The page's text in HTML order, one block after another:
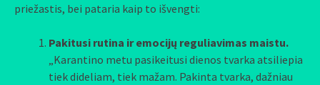
priežastis, bei pataria kaip to išvengti:
Pakitusi rutina ir emocijų reguliavimas maistu.
„Karantino metu pasikeitusi dienos tvarka atsiliepia
tiek dideliam, tiek mažam. Pakinta tvarka, dažniau